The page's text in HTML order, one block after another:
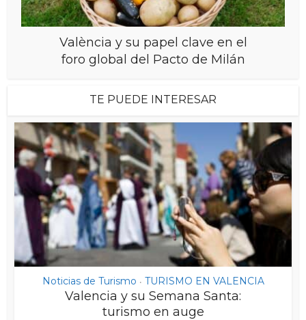
València y su papel clave en el
foro global del Pacto de Milán
TE PUEDE INTERESAR
Noticias de Turismo • TURISMO EN VALENCIA
Valencia y su Semana Santa:
turismo en auge